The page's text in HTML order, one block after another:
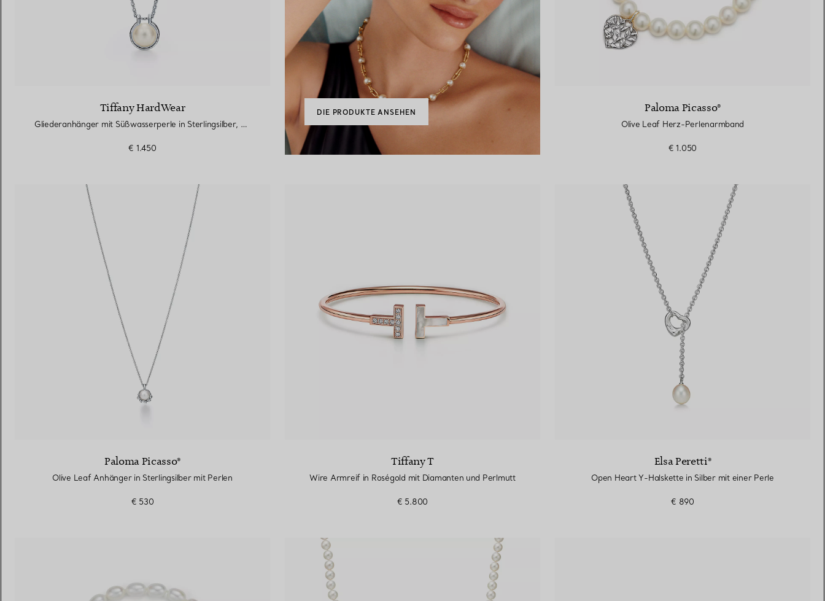
Tiffany HardWear
Gliederanhänger mit Süßwasserperle in Sterlingsilber, 40,6–45,7 cm
€ 1.450
DIE PRODUKTE ANSEHEN Paloma Picasso®
Olive Leaf Herz-Perlenarmband
€ 1.050
Paloma Picasso®
Olive Leaf Anhänger in Sterlingsilber mit Perlen
€ 530
Tiffany T
Wire Armreif in Roségold mit Diamanten und Perlmutt
€ 5.800
Elsa Peretti®
Open Heart Y-Halskette in Silber mit einer Perle
€ 890